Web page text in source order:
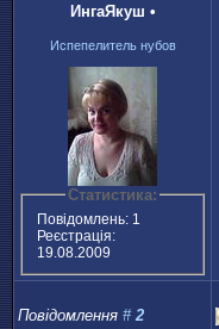
ИнгаЯкуш •
Испепелитель нубов
Статистика:
Повідомлень: 1
Реєстрація:
19.08.2009
Повідомлення # 2